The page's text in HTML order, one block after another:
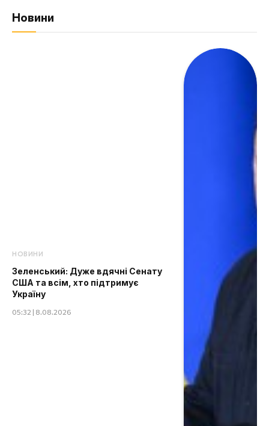
Новини
НОВИНИ
Зеленський: Дуже вдячні Сенату
США та всім, хто підтримує
Україну
05:32 | 8.08.2026